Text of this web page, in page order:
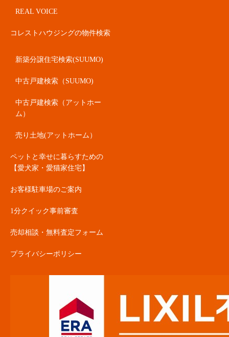
REAL VOICE
コレストハウジングの物件検索
新築分譲住宅検索(SUUMO)
中古戸建検索（SUUMO)
中古戸建検索（アットホー
ム）
売り土地(アットホーム）
ペットと幸せに暮らすための
【愛犬家・愛猫家住宅】
お客様駐車場のご案内
1分クイック事前審査
売却相談・無料査定フォーム
プライバシーポリシー